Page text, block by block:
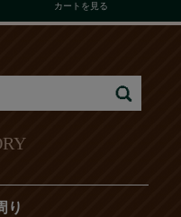
カートを見る
り